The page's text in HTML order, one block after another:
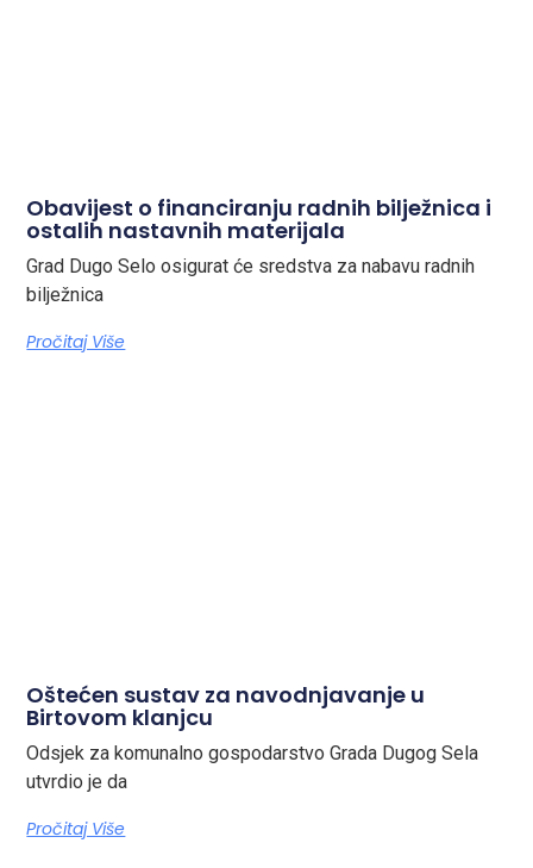
Obavijest o financiranju radnih bilježnica i
ostalih nastavnih materijala
Grad Dugo Selo osigurat će sredstva za nabavu radnih
bilježnica
Pročitaj Više
Oštećen sustav za navodnjavanje u
Birtovom klanjcu
Odsjek za komunalno gospodarstvo Grada Dugog Sela
utvrdio je da
Pročitaj Više